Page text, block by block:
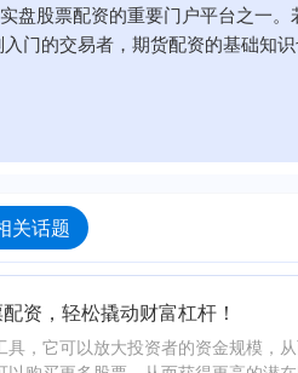
盘股票配资的重要门户平台之一
门的交易者，期货配资的基础知
关话题
资，轻松撬动财富杠杆！
，它可以放大投资者的资金规模，